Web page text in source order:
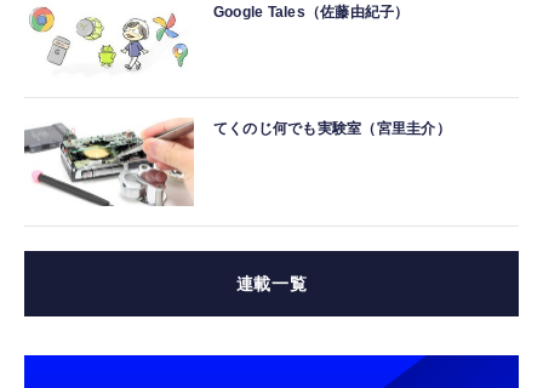
Google Tales（佐藤由紀子）
てくのじ何でも実験室（宮里圭介）
連載一覧